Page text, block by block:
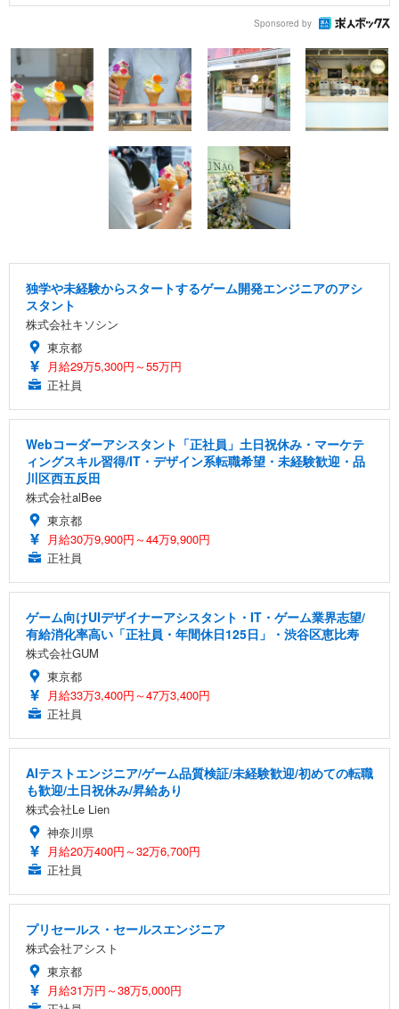
Sponsored by
独学や未経験からスタートするゲーム開発エンジニアのアシ
スタント
株式会社キソシン
東京都
月給29万5,300円～55万円
正社員
Webコーダーアシスタント「正社員」土日祝休み・マーケテ
ィングスキル習得/IT・デザイン系転職希望・未経験歓迎・品
川区西五反田
株式会社alBee
東京都
月給30万9,900円～44万9,900円
正社員
ゲーム向けUIデザイナーアシスタント・IT・ゲーム業界志望/
有給消化率高い「正社員・年間休日125日」・渋谷区恵比寿
株式会社GUM
東京都
月給33万3,400円～47万3,400円
正社員
AIテストエンジニア/ゲーム品質検証/未経験歓迎/初めての転職
も歓迎/土日祝休み/昇給あり
株式会社Le Lien
神奈川県
月給20万400円～32万6,700円
正社員
プリセールス・セールスエンジニア
株式会社アシスト
東京都
月給31万円～38万5,000円